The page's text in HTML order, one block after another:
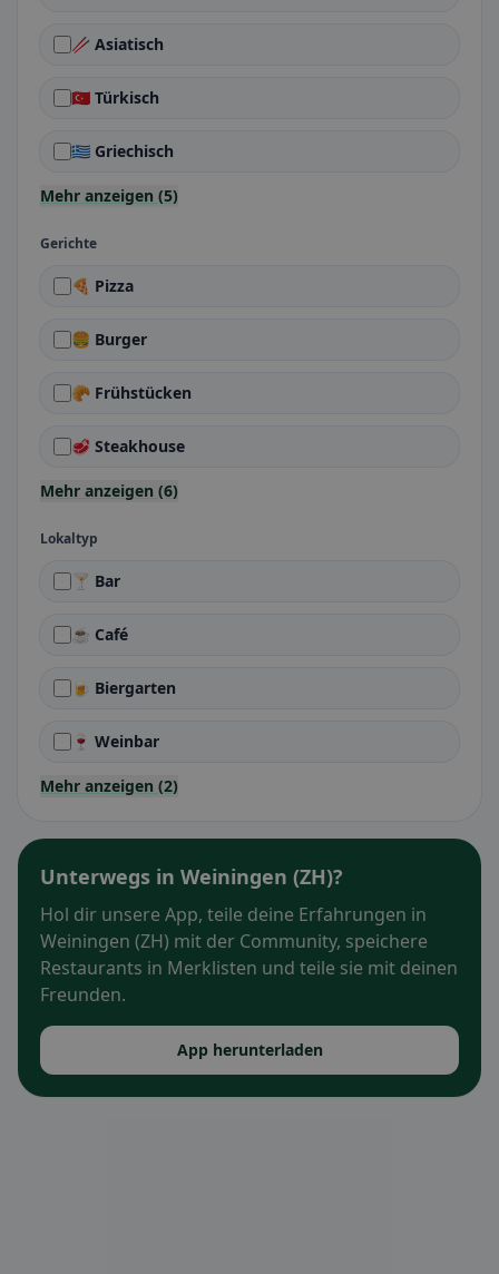
🥢 Asiatisch
🇹🇷 Türkisch
🇬🇷 Griechisch
Mehr anzeigen (5)
Gerichte
🍕 Pizza
🍔 Burger
🥐 Frühstücken
🥩 Steakhouse
Mehr anzeigen (6)
Lokaltyp
🍸 Bar
☕ Café
🍺 Biergarten
🍷 Weinbar
Mehr anzeigen (2)
Unterwegs in Weiningen (ZH)?
Hol dir unsere App, teile deine Erfahrungen in
Weiningen (ZH) mit der Community, speichere
Restaurants in Merklisten und teile sie mit deinen
Freunden.
App herunterladen